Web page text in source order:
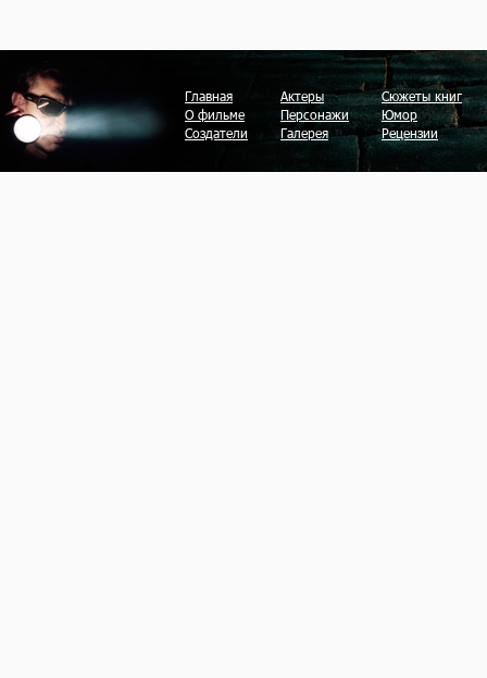
Главная
О фильме
Создатели
Актеры
Персонажи
Галерея
Сюжеты книг
Юмор
Рецензии